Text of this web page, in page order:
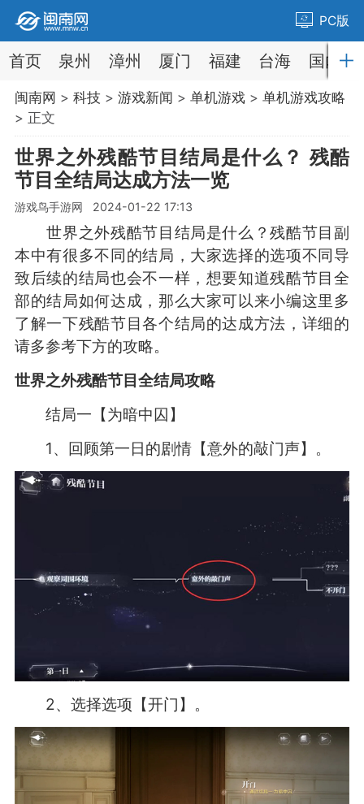
PC版
首页 泉州 漳州 厦门 福建 台海 国内
闽南网 > 科技 > 游戏新闻 > 单机游戏> 单机游戏攻略
> 正文
世界之外残酷节目结局是什么？ 残酷
节目全结局达成方法一览
游戏鸟手游网 2024-01-22 17:13
世界之外残酷节目结局是什么？残酷节目副
本中有很多不同的结局，大家选择的选项不同导
致后续的结局也会不一样，想要知道残酷节目全
部的结局如何达成，那么大家可以来小编这里多
了解一下残酷节目各个结局的达成方法，详细的
请多参考下方的攻略。
世界之外残酷节目全结局攻略
结局一【为暗中囚】
1、回顾第一日的剧情【意外的敲门声】。
2、选择选项【开门】。